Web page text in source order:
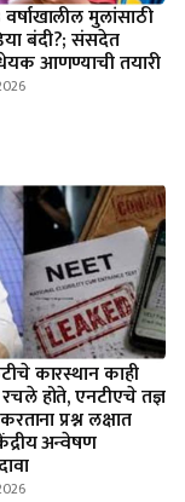
मुलांसाठी
बंदी?; संसदेत
आणण्याची तयारी
कारस्थान काही
रचले होते, एनटीएचे तज्ञ
प्रश्न लक्षात
अन्वेषण